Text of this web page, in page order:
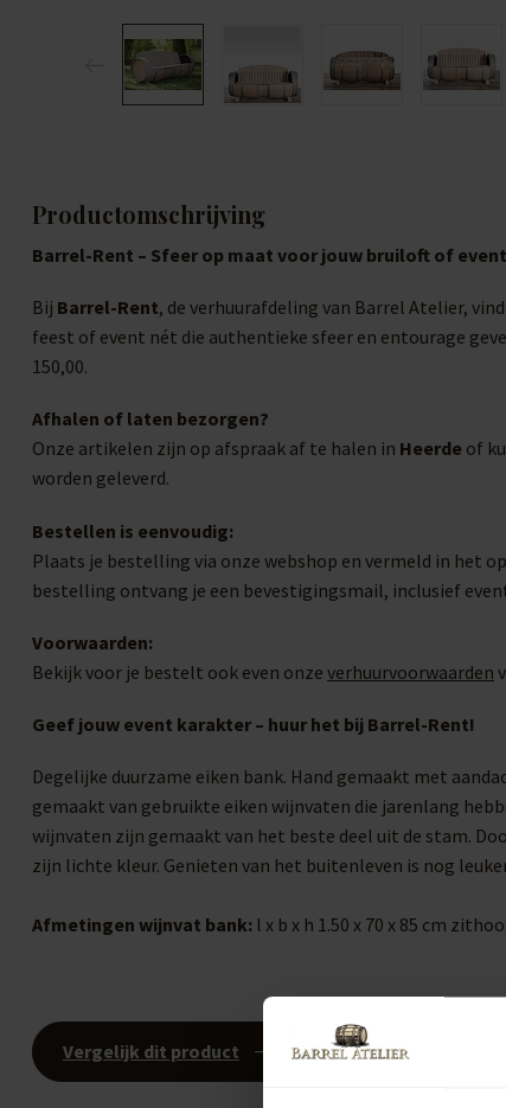
Productomschrijving
Barrel-Rent – Sfeer op maat voor jouw bruiloft of event
Bij Barrel-Rent, de verhuurafdeling van Barrel Atelier,
feest of event nét die authentieke sfeer en entourage
150,00.
Afhalen of laten bezorgen?
Onze artikelen zijn op afspraak af te halen in Heerde of
worden geleverd.
Bestellen is eenvoudig:
Plaats je bestelling via onze webshop en vermeld in het
bestelling ontvang je een bevestigingsmail, inclusief
Voorwaarden:
Bekijk voor je bestelt ook even onze verhuurvoorwaarden
Geef jouw event karakter – huur het bij Barrel-Rent!
Degelijke duurzame eiken bank. Hand gemaakt met
gemaakt van gebruikte eiken wijnvaten die jarenlang
wijnvaten zijn gemaakt van het beste deel uit de stam.
zijn lichte kleur. Genieten van het buitenleven is nog
Afmetingen wijnvat bank: l x b x h 1.50 x 70 x 85 cm
Vergelijk dit product